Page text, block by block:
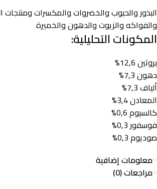
البذور والحبوب والخضروات والمكسرات ومنتجات
والفواكه والزيوت والدهون والخميرة
المكونات التحليلية:
بروتين 12,6%
دهون 7,3%
ألياف 7,3%
المعادن 3,4%
كالسيوم 0,6%
فوسفور 0,3%
صوديوم 0,3%
معلومات إضافية
مراجعات (0)